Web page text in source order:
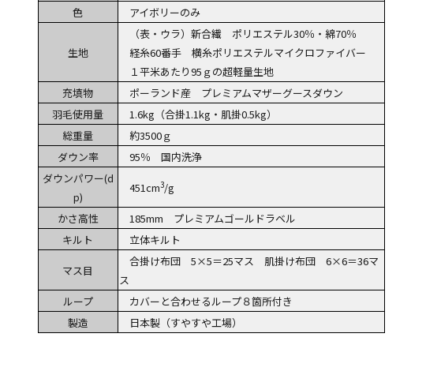
色
アイボリーのみ
生地
（表・ウラ）新合繊 ポリエステル30％・綿70％
経糸60番手 横糸ポリエステルマイクロファイバー
１平米あたり95ｇの超軽量生地
充填物
ポーランド産 プレミアムマザーグースダウン
羽毛使用量
1.6kg（合掛1.1kg・肌掛0.5kg）
総重量
約3500ｇ
ダウン率
95％ 国内洗浄
ダウンパワー(d
p)
451cm3/g
かさ高性
185mm プレミアムゴールドラベル
キルト
立体キルト
マス目
合掛け布団 5×5＝25マス 肌掛け布団 6×6＝36マ
ス
ループ
カバーと合わせるループ８箇所付き
製造
日本製（すやすや工場）